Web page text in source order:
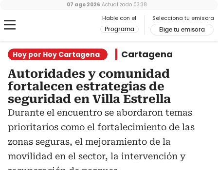
Hable con el
Programa
Selecciona tu emisora
Elige tu emisora
07 ago 2026 Actualizado 03:38
Hoy por Hoy Cartagena Cartagena
Autoridades y comunidad
fortalecen estrategias de
seguridad en Villa Estrella
Durante el encuentro se abordaron temas
prioritarios como el fortalecimiento de las
zonas seguras, el mejoramiento de la
movilidad en el sector, la intervención y